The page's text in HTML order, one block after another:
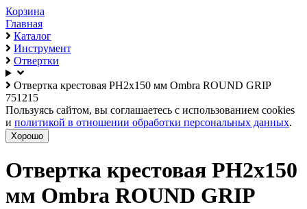
Корзина
Главная
Каталог
Инструмент
Отвертки
Отвертка крестовая PH2х150 мм Ombra ROUND GRIP
751215
Пользуясь сайтом, вы соглашаетесь с использованием cookies
и политикой в отношении обработки персональных данных.
Хорошо
Отвертка крестовая PH2х150
мм Ombra ROUND GRIP